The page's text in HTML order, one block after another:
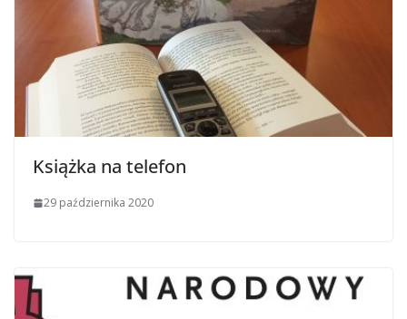
Książka na telefon
29 października 2020